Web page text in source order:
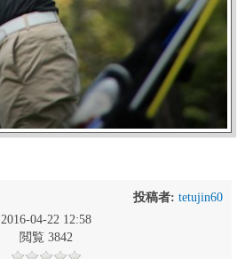
投稿者: tetujin60
2016-04-22 12:58
閲覧 3842